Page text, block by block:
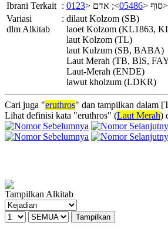
Ibrani Terkait : סוף < 05486>; אדם <0123
>
Variasi
dlm Alkitab
: dilaut Kolzom (SB)
laoet Kolzom (KL1863,
laut Kolzom (TL)
laut Kulzum (SB, BABA)
Laut Merah (TB, BIS,
Laut-Merah (ENDE)
lawut kholzum (LDKR)
Cari juga "eruthros" dan tampilkan dalam
Lihat definisi kata "eruthros" (Laut Merah)
Tampilkan Alkitab